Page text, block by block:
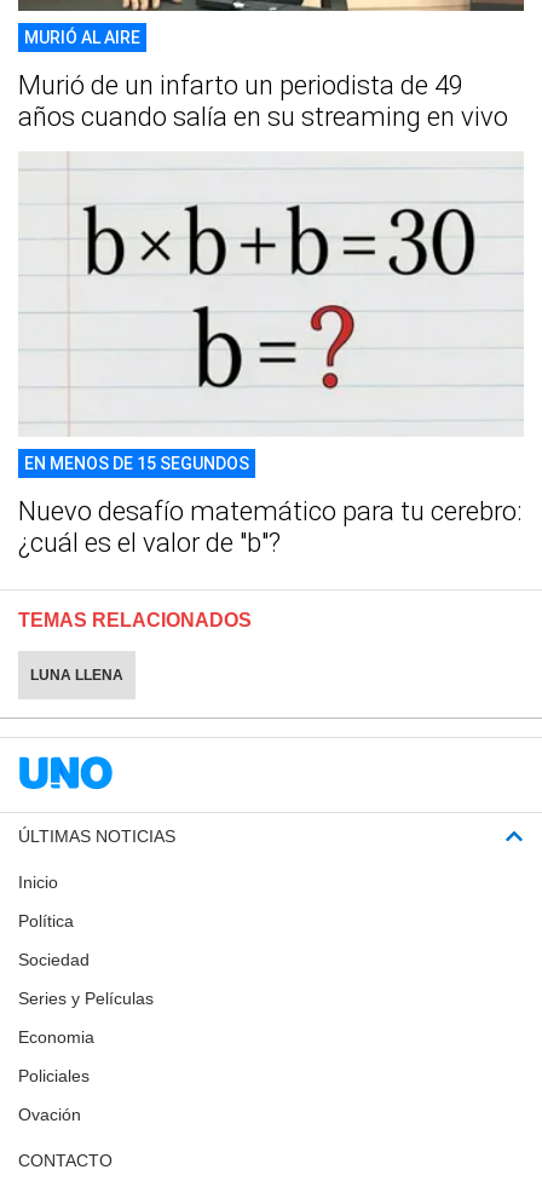
MURIÓ AL AIRE
Murió de un infarto un periodista de 49
años cuando salía en su streaming en vivo
EN MENOS DE 15 SEGUNDOS
Nuevo desafío matemático para tu cerebro:
¿cuál es el valor de "b"?
TEMAS RELACIONADOS
LUNA LLENA
ÚLTIMAS NOTICIAS
Inicio
Política
Sociedad
Series y Películas
Economia
Policiales
Ovación
CONTACTO